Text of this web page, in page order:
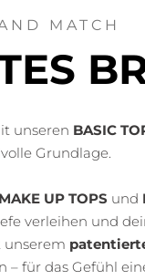
MATCH
unseren BASIC
Grundlage.
MAKE UP TOPS und
verleihen und
unserem
– für das Gefühl